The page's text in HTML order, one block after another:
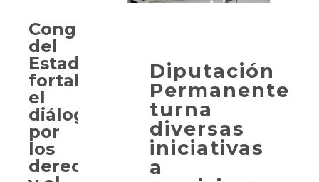
Diputación
Permanente
turna
diversas
iniciativas
a
Congreso
del
Estado
fortalece
el
diálogo
por
los
derechos